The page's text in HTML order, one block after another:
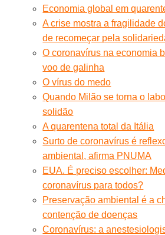
Economia global em
A crise mostra a fragilidade
de recomeçar pela
O coronavírus na economia
voo de galinha
O vírus do medo
Quando Milão se torna o
solidão
A quarentena total da Itália
Surto de coronavírus é
ambiental, afirma PNUMA
EUA. É preciso escolher:
coronavírus para todos?
Preservação ambiental é a
contenção de doenças
Coronavírus: a